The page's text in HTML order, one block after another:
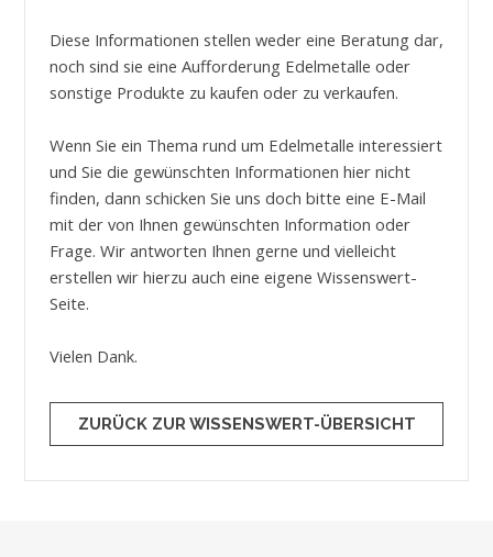
Diese Informationen stellen weder eine Beratung dar,
noch sind sie eine Aufforderung Edelmetalle oder
sonstige Produkte zu kaufen oder zu verkaufen.
Wenn Sie ein Thema rund um Edelmetalle interessiert
und Sie die gewünschten Informationen hier nicht
finden, dann schicken Sie uns doch bitte eine E-Mail
mit der von Ihnen gewünschten Information oder
Frage. Wir antworten Ihnen gerne und vielleicht
erstellen wir hierzu auch eine eigene Wissenswert-
Seite.
Vielen Dank.
ZURÜCK ZUR WISSENSWERT-ÜBERSICHT